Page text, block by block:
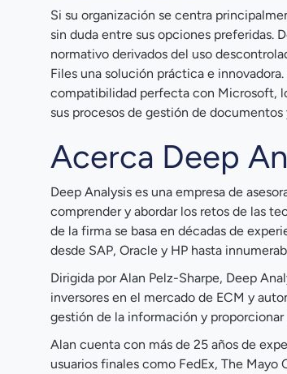
Si su organización se centra
sin duda entre sus opciones preferidas.
normativo derivados del uso
Files una solución práctica e
compatibilidad perfecta con Microsoft,
sus procesos de gestión de
Acerca Deep
Deep Analysis es una empresa de
comprender y abordar los retos de las
de la firma se basa en décadas de
desde SAP, Oracle y HP hasta
Dirigida por Alan Pelz-Sharpe, Deep
inversores en el mercado de ECM y
gestión de la información y
Alan cuenta con más de 25 años de
usuarios finales como FedEx, The